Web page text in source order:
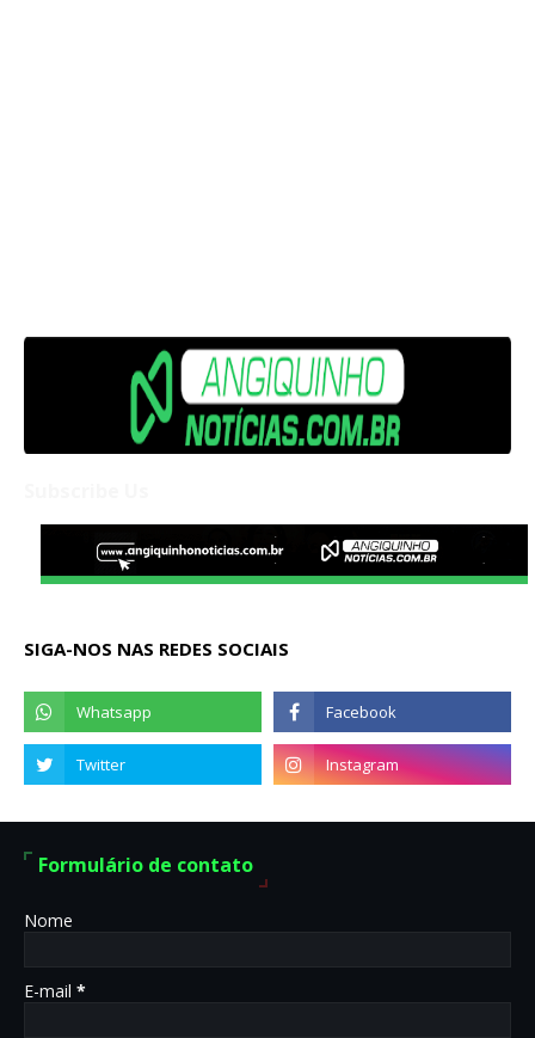
SIGA-NOS NAS REDES SOCIAIS
Formulário de contato
Nome
E-mail *